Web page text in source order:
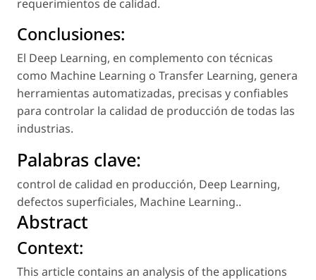
requerimientos de calidad.
Conclusiones:
El Deep Learning, en complemento con técnicas
como Machine Learning o Transfer Learning, genera
herramientas automatizadas, precisas y confiables
para controlar la calidad de producción de todas las
industrias.
Palabras clave:
control de calidad en producción, Deep Learning,
defectos superficiales, Machine Learning..
Abstract
Context:
This article contains an analysis of the applications